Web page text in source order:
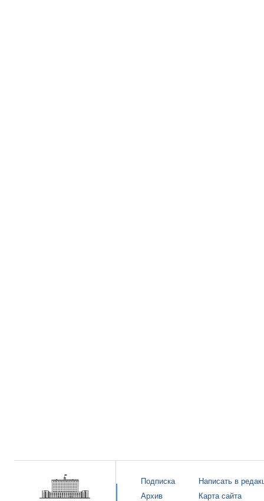
Подписка
Архив
Написать в
Карта сайта